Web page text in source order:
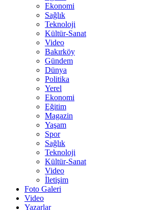
Ekonomi
Sağlık
Teknoloji
Kültür-Sanat
Video
Bakırköy
Gündem
Dünya
Politika
Yerel
Ekonomi
Eğitim
Magazin
Yaşam
Spor
Sağlık
Teknoloji
Kültür-Sanat
Video
İletişim
Foto Galeri
Video
Yazarlar